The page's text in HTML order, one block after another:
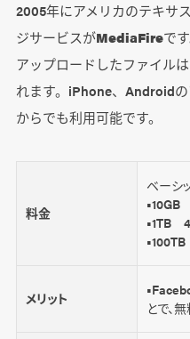
2005年にアメリカのテキサ
ジサービスがMediaFireです
アップロードしたファイル
れます。iPhone、Android
からでも利用可能です。
料金
ベーシ
■10GB
■1TB
メリット
とで、